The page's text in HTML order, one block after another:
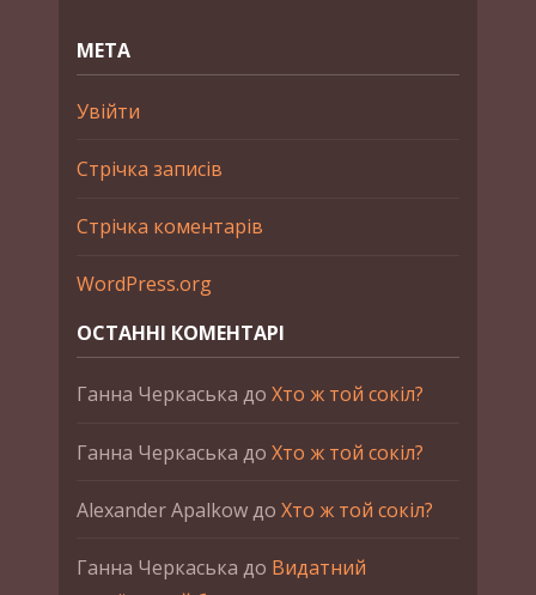
МЕТА
Увійти
Стрічка записів
Стрічка коментарів
WordPress.org
ОСТАННІ КОМЕНТАРІ
Ганна Черкаська до Хто ж той сокіл?
Ганна Черкаська до Хто ж той сокіл?
Alexander Apalkowдо Хто ж той сокіл?
Ганна Черкаська до Видатний